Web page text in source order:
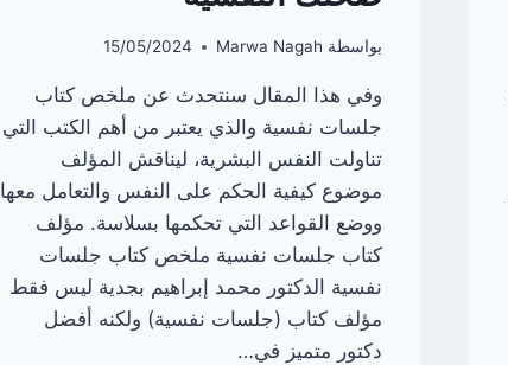
بواسطة Marwa Nagah
15/05/2024
وفي هذا المقال سنتحدث عن ملخص كتاب
جلسات نفسية والذي يعتبر من أهم الكتب التي
تناولت النفس البشرية، ليناقش المؤلف
موضوع كيفية الحكم على النفس والتعامل معها
ووضع القواعد التي تحكمها بسلاسة. مؤلف
كتاب جلسات نفسية ملخص كتاب جلسات
نفسية الدكتور محمد إبراهيم بجدية ليس فقط
مؤلف كتاب (جلسات نفسية) ولكنه أفضل
دكتور متميز في…